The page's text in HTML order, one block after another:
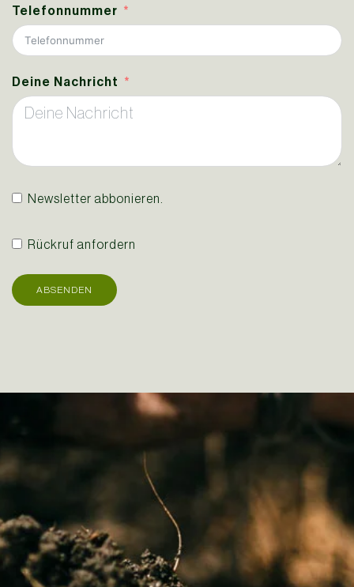
Telefonnummer
Deine Nachricht
Newsletter abbonieren.
Rückruf anfordern
ABSENDEN